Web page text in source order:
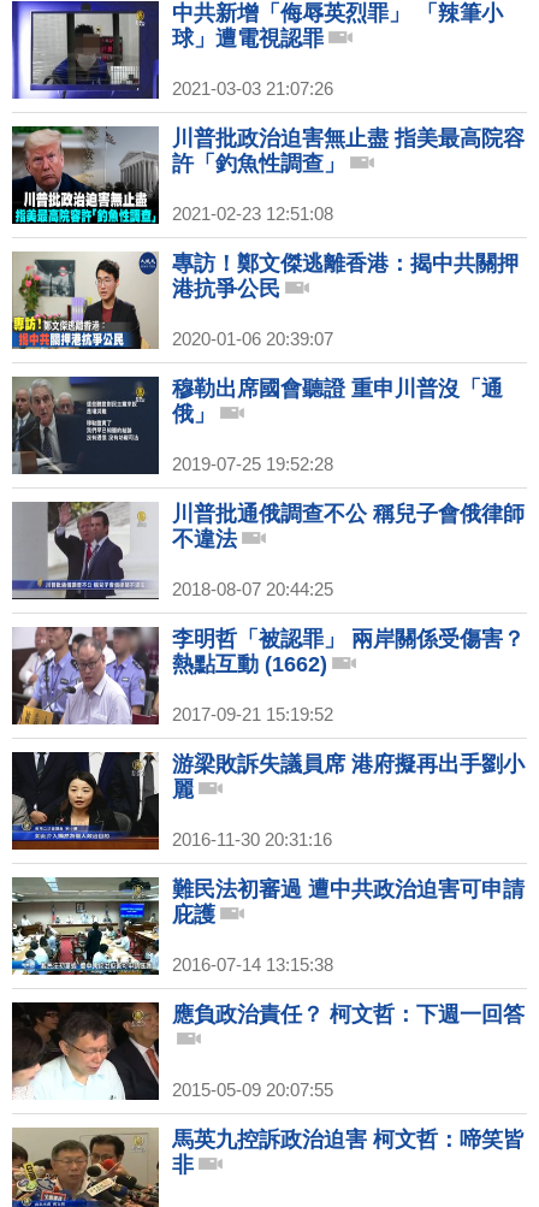
中共新增「侮辱英烈罪」 「辣筆小
球」遭電視認罪
2021-03-03 21:07:26
川普批政治迫害無止盡 指美最高院容
許「釣魚性調查」
2021-02-23 12:51:08
專訪！鄭文傑逃離香港：揭中共關押
港抗爭公民
2020-01-06 20:39:07
穆勒出席國會聽證 重申川普沒「通
俄」
2019-07-25 19:52:28
川普批通俄調查不公 稱兒子會俄律師
不違法
2018-08-07 20:44:25
李明哲「被認罪」 兩岸關係受傷害？
熱點互動 (1662)
2017-09-21 15:19:52
游梁敗訴失議員席 港府擬再出手劉小
麗
2016-11-30 20:31:16
難民法初審過 遭中共政治迫害可申請
庇護
2016-07-14 13:15:38
應負政治責任？ 柯文哲：下週一回答
2015-05-09 20:07:55
馬英九控訴政治迫害 柯文哲：啼笑皆
非